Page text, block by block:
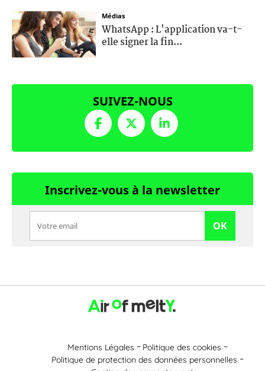
Médias
WhatsApp : L'application va-t-
elle signer la fin...
SUIVEZ-NOUS
Inscrivez-vous à la newsletter
OK
Mentions Légales
Politique des cookies
Politique de protection des données personnelles